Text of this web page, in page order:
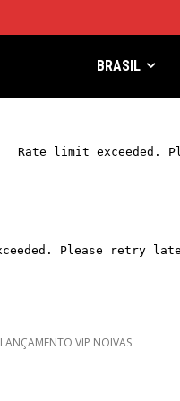
BRASIL
LANÇAMENTO VIP NOIVAS